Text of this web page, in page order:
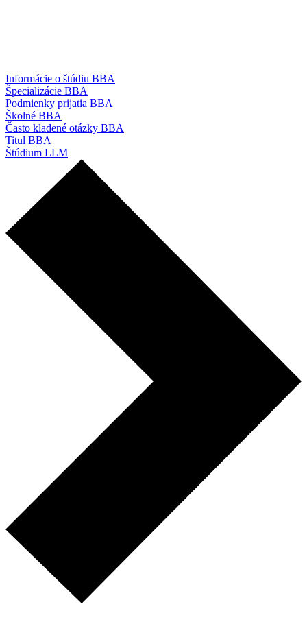
Informácie o štúdiu BBA
Špecializácie BBA
Podmienky prijatia BBA
Školné BBA
Často kladené otázky BBA
Titul BBA
Štúdium LLM